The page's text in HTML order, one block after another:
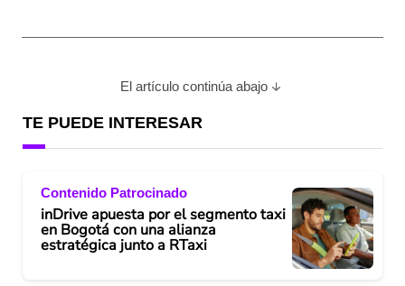
El artículo continúa abajo
TE PUEDE INTERESAR
Contenido Patrocinado
inDrive apuesta por el segmento taxi
en Bogotá con una alianza
estratégica junto a RTaxi